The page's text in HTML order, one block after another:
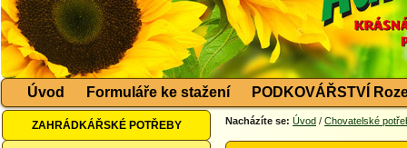
Úvod Formuláře ke stažení PODKOVÁŘSTVÍ
ZAHRÁDKÁŘSKÉ POTŘEBY Nacházíte se: Úvod / Chovatelské